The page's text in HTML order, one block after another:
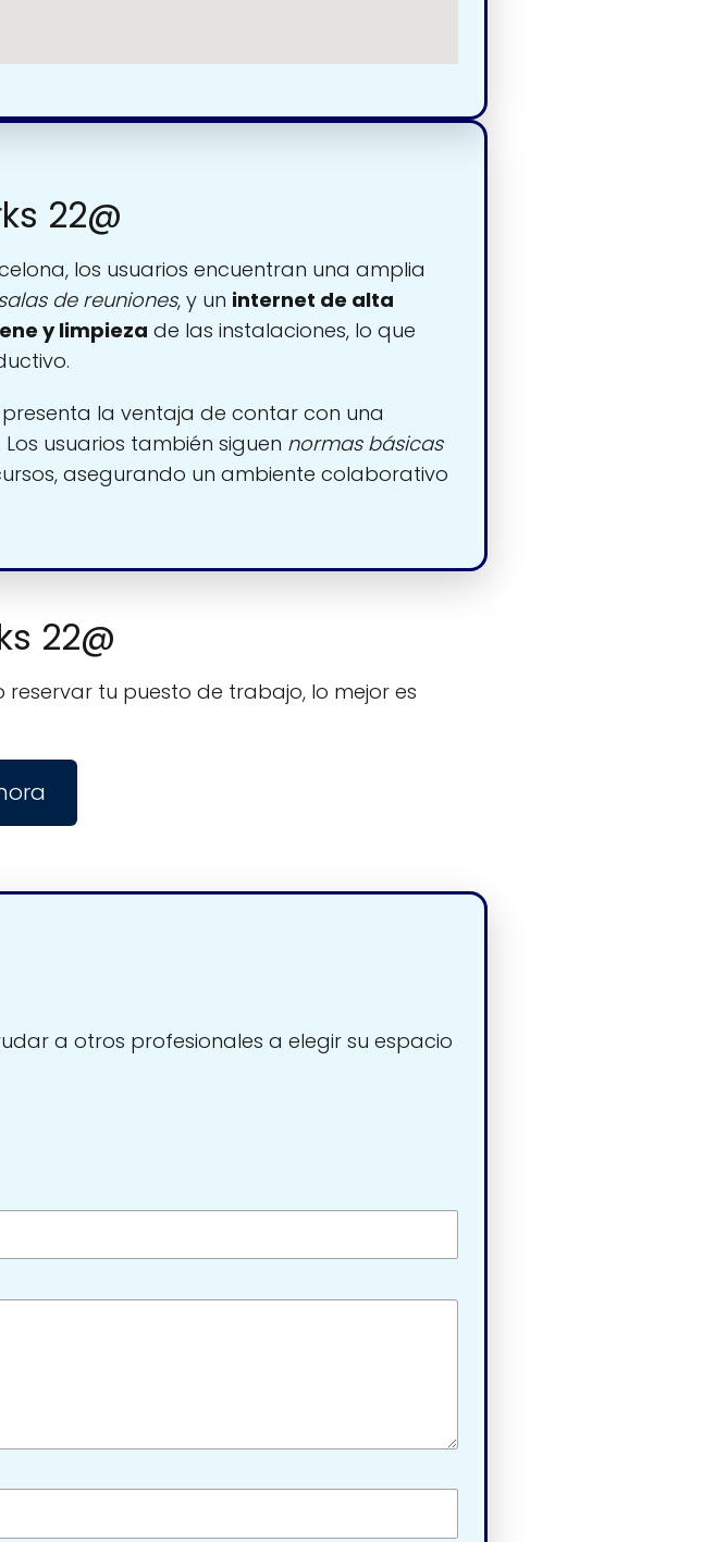
22@
los usuarios encuentran una amplia
de reuniones, y un internet de alta
y limpieza de las instalaciones, lo que
la ventaja de contar con una
Los usuarios también siguen normas básicas
asegurando un ambiente colaborativo
22@
tu puesto de trabajo, lo mejor es
a otros profesionales a elegir su espacio